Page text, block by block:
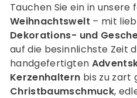
Tauchen Sie ein in unsere
Weihnachtswelt – mit
Dekorations- und
auf die besinnlichste Zeit
handgefertigten
Kerzenhaltern bis zu zart
Christbaumschmuck,